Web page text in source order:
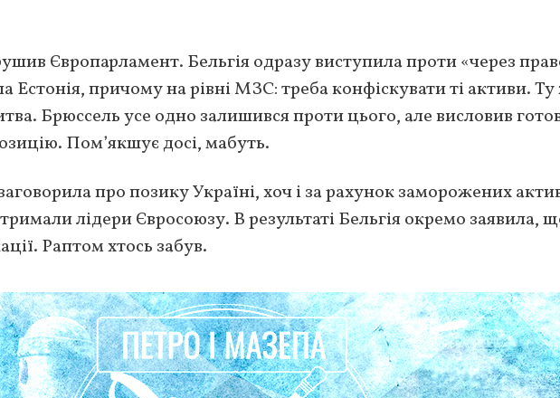
Європарламент. Бельгія одразу виступила проти «через
Естонія, причому на рівні МЗС: треба конфіскувати ті активи.
Брюссель усе одно залишився проти цього, але висловив
Пом’якшує досі, мабуть.
про позику Україні, хоч і за рахунок заморожених
лідери Євросоюзу. В результаті Бельгія окремо заявила,
Раптом хтось забув.